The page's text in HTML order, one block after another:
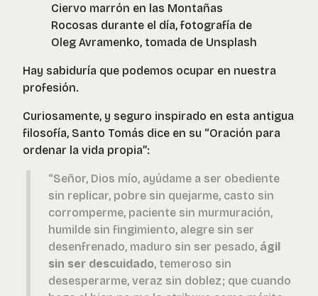
Ciervo marrón en las Montañas
Rocosas durante el día, fotografía de
Oleg Avramenko, tomada de Unsplash
Hay sabiduría que podemos ocupar en nuestra
profesión.
Curiosamente, y seguro inspirado en esta antigua
filosofía, Santo Tomás dice en su “Oración para
ordenar la vida propia”:
“Señor, Dios mío, ayúdame a ser obediente
sin replicar, pobre sin quejarme, casto sin
corromperme, paciente sin murmuración,
humilde sin fingimiento, alegre sin ser
desenfrenado, maduro sin ser pesado, ágil
sin ser descuidado, temeroso sin
desesperarme, veraz sin doblez; que cuando